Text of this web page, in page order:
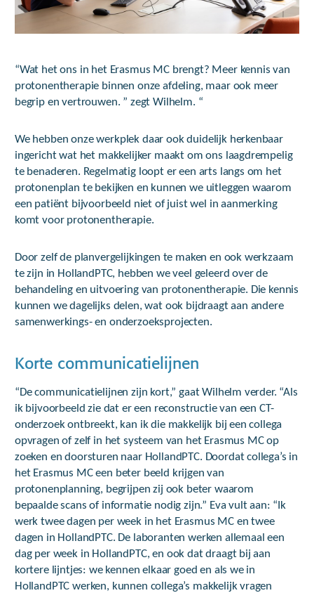
“Wat het ons in het Erasmus MC brengt? Meer kennis van
protonentherapie binnen onze afdeling, maar ook meer
begrip en vertrouwen. ” zegt Wilhelm. “
We hebben onze werkplek daar ook duidelijk herkenbaar
ingericht wat het makkelijker maakt om ons laagdrempelig
te benaderen. Regelmatig loopt er een arts langs om het
protonenplan te bekijken en kunnen we uitleggen waarom
een patiënt bijvoorbeeld niet of juist wel in aanmerking
komt voor protonentherapie.
Door zelf de planvergelijkingen te maken en ook werkzaam
te zijn in HollandPTC, hebben we veel geleerd over de
behandeling en uitvoering van protonentherapie. Die kennis
kunnen we dagelijks delen, wat ook bijdraagt aan andere
samenwerkings- en onderzoeksprojecten.
Korte communicatielijnen
“De communicatielijnen zijn kort,” gaat Wilhelm verder. “Als
ik bijvoorbeeld zie dat er een reconstructie van een CT-
onderzoek ontbreekt, kan ik die makkelijk bij een collega
opvragen of zelf in het systeem van het Erasmus MC op
zoeken en doorsturen naar HollandPTC. Doordat collega’s in
het Erasmus MC een beter beeld krijgen van
protonenplanning, begrijpen zij ook beter waarom
bepaalde scans of informatie nodig zijn.” Eva vult aan: “Ik
werk twee dagen per week in het Erasmus MC en twee
dagen in HollandPTC. De laboranten werken allemaal een
dag per week in HollandPTC, en ook dat draagt bij aan
kortere lijntjes: we kennen elkaar goed en als we in
HollandPTC werken, kunnen collega’s makkelijk vragen